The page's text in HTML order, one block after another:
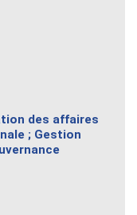
des affaires
; Gestion